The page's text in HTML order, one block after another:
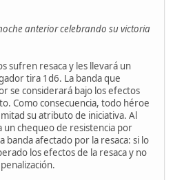
anterior celebrando su victoria
sufren resaca y les llevará un
tira 1d6. La banda que
se considerará bajo los efectos
Como consecuencia, todo héroe
su atributo de iniciativa. Al
un chequeo de resistencia por
banda afectado por la resaca: si lo
los efectos de la resaca y no